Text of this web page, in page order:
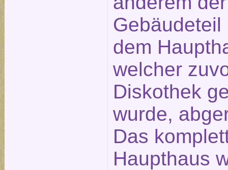
Gebäudeteil
dem
welcher
Diskothek
wurde,
Das
Haupthaus